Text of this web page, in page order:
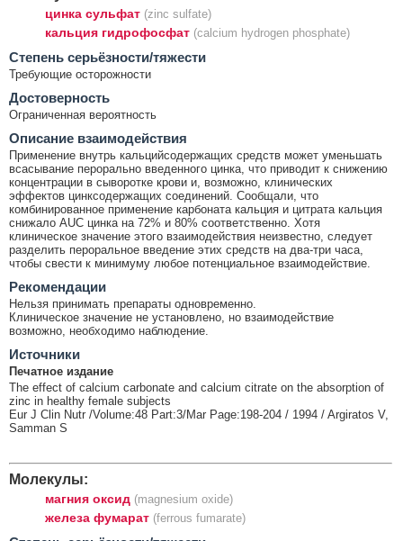
цинка сульфат (zinc sulfate)
кальция гидрофосфат (calcium hydrogen phosphate)
Cтепень серьёзности/тяжести
Требующие осторожности
Достоверность
Ограниченная вероятность
Описание взаимодействия
Применение внутрь кальцийсодержащих средств может уменьшать
всасывание перорально введенного цинка, что приводит к снижению
концентрации в сыворотке крови и, возможно, клинических
эффектов цинксодержащих соединений. Сообщали, что
комбинированное применение карбоната кальция и цитрата кальция
снижало AUC цинка на 72% и 80% соответственно. Хотя
клиническое значение этого взаимодействия неизвестно, следует
разделить пероральное введение этих средств на два-три часа,
чтобы свести к минимуму любое потенциальное взаимодействие.
Рекомендации
Нельзя принимать препараты одновременно.
Клиническое значение не установлено, но взаимодействие
возможно, необходимо наблюдение.
Источники
Печатное издание
The effect of calcium carbonate and calcium citrate on the absorption of
zinc in healthy female subjects
Eur J Clin Nutr /Volume:48 Part:3/Mar Page:198-204 / 1994 / Argiratos V,
Samman S
Молекулы:
магния оксид (magnesium oxide)
железа фумарат (ferrous fumarate)